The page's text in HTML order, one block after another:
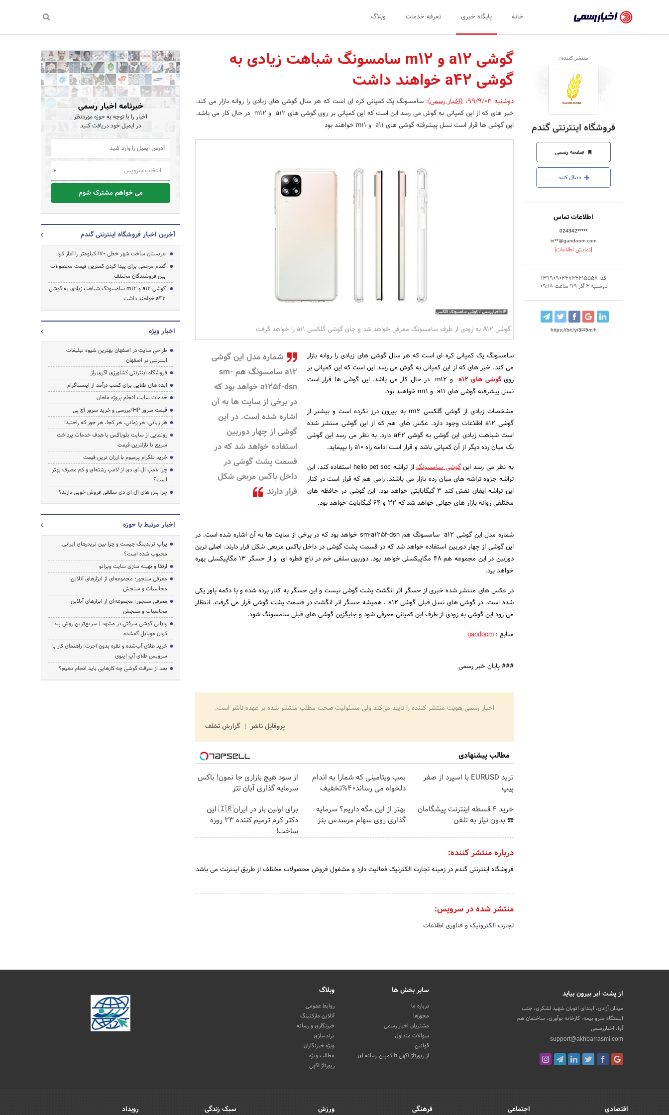
رسمی
-
اخبار
تایید
شده
شرکت‌ها،
سازمان‌ها
و
روابط
عمومی‌ها
خانه پایگاه خبری تعرفه خدمات وبلاگ
منتشر کننده:
فروشگاه اینترنتی گندم
صفحه رسمی
دنبال کنید
اطلاعات تماس
024342*****
in**@gandoom.com
[نمایش اطلاعات]
کد: 139909024764415558
دوشنبه 3 آذر 99 ساعت 09:18
https://bit.ly/3l45mIh
گوشی a12 و m12 سامسونگ شباهت زیادی به
گوشی a42 خواهند داشت
دوشنبه 99/9/03 ،(اخبار رسمی): سامسونگ یک کمپانی کره ای است که هر سال گوشی های زیادی را روانه بازار می کند.
خبر های که از این کمپانی به گوش می رسد این است که این کمپانی بر روی گوشی های a12 و m12 در حال کار می باشد.
این گوشی ها قرار است نسل پیشرفته گوشی های a11 و m11 خواهند بود
گوشی A12 به زودی از طرف سامسونگ معرفی خواهد شد و جای گوشی گلکسی a11 را خواهد گرفت
شماره مدل این گوشی
a12 سامسونگ هم sm-
a125f-dsn خواهد بود که
در برخی از سایت ها به آن
اشاره شده است. در این
گوشی از چهار دوربین
استفاده خواهد شد که در
قسمت پشت گوشی در
داخل باکس مربعی شکل
قرار دارند
سامسونگ یک کمپانی کره ای است که هر سال گوشی های زیادی را روانه بازار
می کند. خبر های که از این کمپانی به گوش می رسد این است که این کمپانی بر
رویگوشی های a12
و m12 در حال کار می باشد. این گوشی ها قرار است
نسل پیشرفته گوشی های a11 و m11 خواهند بود.
مشخصات زیادی از گوشی گلکسی m12 به بیرون درز نکرده است و بیشتر از
گوشی a12 اطلاعات وجود دارد. عکس های هم که از این گوشی منتشر شده
است شباهت زیادی این گوشی به گوشی a42 دارد. به نظر می رسد این گوشی
یک میان رده دیگر از آن کمپانی باشد و قرار است ادامه راه a10 را بپیماید.
به نظر می رسد اینگوشی سامسونگ
از تراشه helio pet soc استفاده کند. این
تراشه جزوه تراشه های میان رده بازار می باشند. رامی هم که قرار است در کنار
این تراشه ایفای نقش کند ۳ گیگابایتی خواهد بود. این گوشی در حافظه های
مختلفی روانه بازار های جهانی خواهد شد که ۳۲ و ۶۴ گیگابایت خواهد بود.
شماره مدل این گوشی a12 سامسونگ هم sm-a125f-dsn خواهد بود که در برخی از سایت ها به آن اشاره شده است. در
این گوشی از چهار دوربین استفاده خواهد شد که در قسمت پشت گوشی در داخل باکس مربعی شکل قرار دارند. اصلی ترین
دوربین در این مجموعه هم ۴۸ مگاپیکسلی خواهد بود. دوربین سلفی خم در ناچ قطره ای و از حسگر ۱۳ مگاپیکسلی بهره
خواهد برد.
در عکس های منتشر شده خبری از حسگر اثر انگشت پشت گوشی نیست و این حسگر به کنار برده شده و با دکمه پاور یکی
شده است. در گوشی های نسل قبلی گوشی a12 ، همیشه حسگر اثر انگشت در قسمت پشت گوشی قرار می گرفت. انتظار
می رود این گوشی به زودی از طرف این کمپانی معرفی شود و جایگزین گوشی های قبلی سامسونگ شود.
منابع : gandoom
### پایان خبر رسمی
اخبار رسمی هویت منتشر کننده را تایید می‌کند ولی مسئولیت صحت مطلب منتشر شده بر عهده ناشر است.
پروفایل ناشر
گزارش تخلف
مطالب پیشنهادی
ترید EURUSD با اسپرد از صفر
پیپ
بمب ویتامینی که شمارا به اندام
دلخواه می رساند40%تخفیف
از سود هیچ بازاری جا نمون! باکس
سرمایه گذاری آبان تتر
خرید 4 قسطه اینترنت پیشگامان
☎️ بدون نیاز به تلفن
بهتر از این مگه داریم؟ سرمایه
گذاری روی سهام مرسدس بنز
برای اولین بار در ایران🇮🇷 این
دکتر کرم ترمیم کننده 23 روزه
ساخت!
درباره منتشر کننده:
فروشگاه اینترنتی گندم در زمینه تجارت الکترنیک فعالیت دارد و مشغول فروش محصولات مختلف از طریق اینترنت می باشد
منتشر شده در سرویس:
تجارت الکترونیک و فناوری اطلاعات
خبرنامه اخبار رسمی
اخبار را با توجه به حوزه موردنظر
در ایمیل خود دریافت کنید
انتخاب سرویس
می خواهم مشترک شوم
آخرین اخبار فروشگاه اینترنتی گندم
عربستان ساخت شهر خطی ۱۷۰ کیلومتر را آغاز کرد.
گندم مرجعی برای پیدا کردن کمترین قیمت محصولات
بین فروشندگان مختلف
گوشی a12 و m12 سامسونگ شباهت زیادی به گوشی
a42 خواهند داشت
اخبار ویژه
طراحی سایت در اصفهان بهترین شیوه تبلیغات
اینترنتی در اصفهان
فروشگاه اینترنتی کشاورزی اگری راز
ایده های طلایی برای کسب درآمد از اینستاگرام
خدمات سایت انجام پروژه ماهان
قیمت سرور HP/بررسی و خرید سرور اچ پی
هر زبانی، هر زمانی، هر کجا، هر جور که راحتید!
رونمایی از سایت بلوباکس با هدف خدمات پرداخت
سریع با نازلترین قیمت
خرید تلگرام پرمیوم با ارزان ترین قیمت
چرا لامپ ال ای دی از لامپ رشته‌ای و کم مصرف بهتر
است؟
چرا پنل های ال ای دی سقفی فروش خوبی دارند؟
اخبار مرتبط با حوزه
پراپ تریدینگ چیست و چرا بین تریدرهای ایرانی
محبوب شده است؟
ارتقا و بهینه سازی سایت وبرانو
معرفی سنجور؛ مجموعه‌ای از ابزارهای آنلاین
محاسبات و سنجش
معرفی سنجور؛ مجموعه‌ای از ابزارهای آنلاین
محاسبات و سنجش
ردیابی گوشی سرقتی در مشهد | سریع‌ترین روش پیدا
کردن موبایل گمشده
خرید طلای آب‌شده و نقره بدون اجرت؛ راهنمای کار با
سرویس طلای آپِ اینوی
بعد از سرقت گوشی چه کارهایی باید انجام دهیم؟
از پشت ابر بیرون بیاید
میدان آزادی، ابتدای اتوبان شهید لشکری، جنب
ایستگاه مترو بیمه، کارخانه نوآوری، ساختمان هم
آوا، اخباررسمی
support@akhbarrasmi.com
سایر بخش ها
درباره ما
مجوزها
مشتریان اخبار رسمی
سوالات متداول
قوانین
از رپورتاژ آگهی تا کمپین رسانه ای
وبلاگ
روابط عمومی
آنلاین مارکتینگ
خبرنگاری و رسانه
برندسازی
ویژه خبرنگاران
مطالب ویژه
رپورتاژ آگهی
اقتصادی اجتماعی فرهنگی ورزش سبک زندگی رویداد